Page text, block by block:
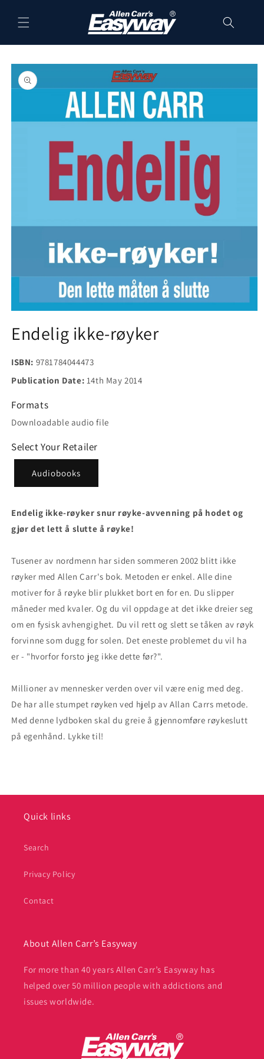
content
Skip to
product
information
1
in
Endelig ikke-røyker
ISBN: 9781784044473
Publication Date: 14th May 2014
Formats
Downloadable audio file
Select Your Retailer
Audiobooks
Endelig ikke-røyker snur røyke-avvenning på hodet og
gjør det lett å slutte å røyke!
Tusener av nordmenn har siden sommeren 2002 blitt ikke
røyker med Allen Carr's bok. Metoden er enkel. Alle dine
motiver for å røyke blir plukket bort en for en. Du slipper
måneder med kvaler. Og du vil oppdage at det ikke dreier seg
om en fysisk avhengighet. Du vil rett og slett se tåken av røyk
forvinne som dugg for solen. Det eneste problemet du vil ha
er - "hvorfor forsto jeg ikke dette før?".
Millioner av mennesker verden over vil være enig med deg.
De har alle stumpet røyken ved hjelp av Allan Carrs metode.
Med denne lydboken skal du greie å gjennomføre røykeslutt
på egenhånd. Lykke til!
Quick links
Search
Privacy Policy
Contact
About Allen Carr’s Easyway
For more than 40 years Allen Carr’s Easyway has
helped over 50 million people with addictions and
issues worldwide.